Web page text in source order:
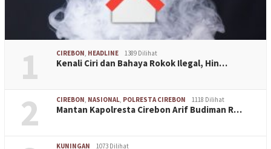
1 CIREBON, HEADLINE 1389 Dilihat
Kenali Ciri dan Bahaya Rokok Ilegal, Hin…
2 CIREBON, NASIONAL, POLRESTA CIREBON 1118 Dilihat
Mantan Kapolresta Cirebon Arif Budiman R…
KUNINGAN 1073 Dilihat